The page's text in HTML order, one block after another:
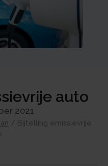
auto
2021
/ Bijtelling emissievrije